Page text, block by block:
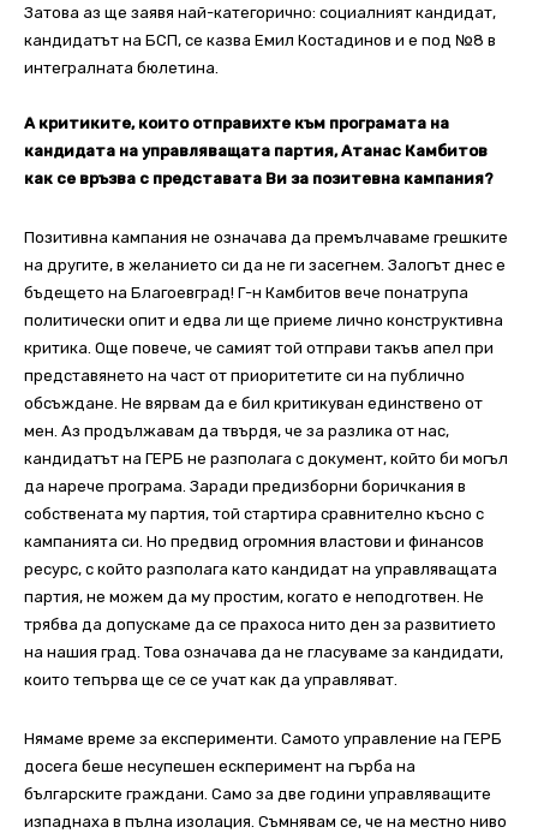
Затова аз ще заявя най-категорично: социалният кандидат,
кандидатът на БСП, се казва Емил Костадинов и е под №8 в
интегралната бюлетина.
А критиките, които отправихте към програмата на
кандидата на управляващата партия, Атанас Камбитов
как се връзва с представата Ви за позитевна кампания?
Позитивна кампания не означава да премълчаваме грешките
на другите, в желанието си да не ги засегнем. Залогът днес е
бъдещето на Благоевград! Г-н Камбитов вече понатрупа
политически опит и едва ли ще приеме лично конструктивна
критика. Още повече, че самият той отправи такъв апел при
представянето на част от приоритетите си на публично
обсъждане. Не вярвам да е бил критикуван единствено от
мен. Аз продължавам да твърдя, че за разлика от нас,
кандидатът на ГЕРБ не разполага с документ, който би могъл
да нарече програма. Заради предизборни боричкания в
собствената му партия, той стартира сравнително късно с
кампанията си. Но предвид огромния властови и финансов
ресурс, с който разполага като кандидат на управляващата
партия, не можем да му простим, когато е неподготвен. Не
трябва да допускаме да се прахоса нито ден за развитието
на нашия град. Това означава да не гласуваме за кандидати,
които тепърва ще се се учат как да управляват.
Нямаме време за експерименти. Самото управление на ГЕРБ
досега беше несупешен ескперимент на гърба на
българските граждани. Само за две години управляващите
изпаднаха в пълна изолация. Съмнявам се, че на местно ниво